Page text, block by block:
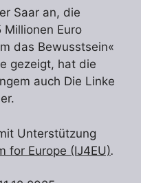
Saar an, die
Euro
das Bewusstsein«
gezeigt, hat die
auch Die Linke
Unterstützung
for Europe (IJ4EU).